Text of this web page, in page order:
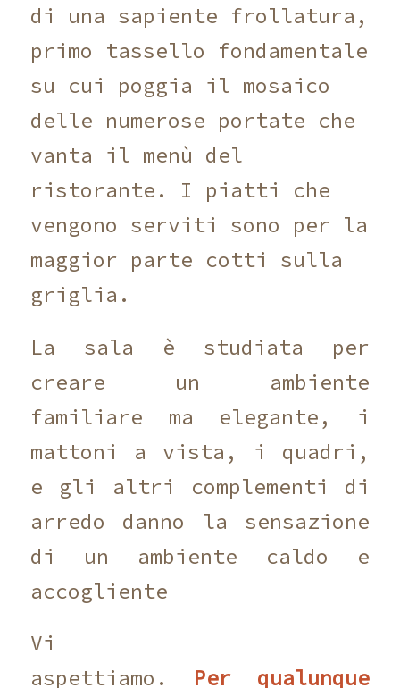
di una sapiente frollatura,
primo tassello fondamentale
su cui poggia il mosaico
delle numerose portate che
vanta il menù del
ristorante. I piatti che
vengono serviti sono per la
maggior parte cotti sulla
griglia.
La sala è studiata per
creare un ambiente
familiare ma elegante, i
mattoni a vista, i quadri,
e gli altri complementi di
arredo danno la sensazione
di un ambiente caldo e
accogliente
Vi
aspettiamo. Per qualunque